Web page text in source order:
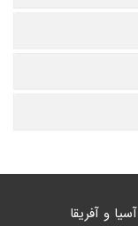
آسیا و آفریقا